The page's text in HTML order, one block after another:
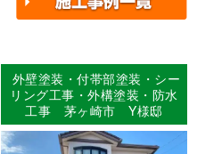
外壁塗装・付帯部塗装・シー
リング工事・外構塗装・防水
工事 茅ヶ崎市 Y様邸